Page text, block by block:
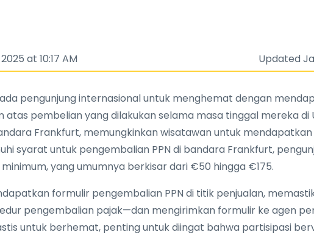
at 10:17 AM Updated
pengunjung internasional untuk menghemat dengan
pembelian yang dilakukan selama masa tinggal mereka di
Frankfurt, memungkinkan wisatawan untuk
syarat untuk pengembalian PPN di bandara Frankfurt,
yang umumnya berkisar dari €50 hingga €175.
formulir pengembalian PPN di titik penjualan,
pengembalian pajak—dan mengirimkan formulir ke agen
untuk berhemat, penting untuk diingat bahwa partisipasi